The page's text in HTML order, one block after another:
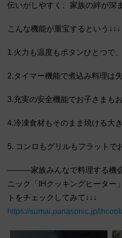
伝いがしやすく、家族の絆が深
こんな機能が重宝するという↓↓↓
1.火力も温度もボタンひとつで
2.タイマー機能で煮込み料理は
3.充実の安全機能でお子さまも
4.冷凍食材もそのまま焼ける大
5. コンロもグリルもフラットで
―――家族みんなで料理する機
ニック「IHクッキングヒーター
トをチェックしてみて↓↓↓
https://sumai.panasonic.jp/